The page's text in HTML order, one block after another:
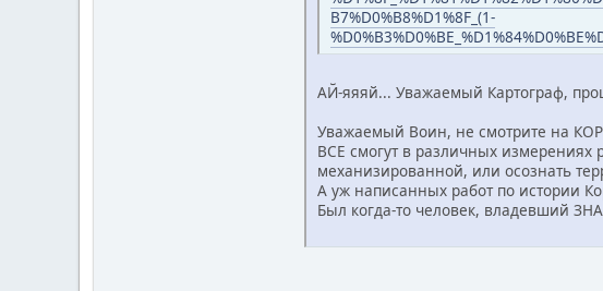
B7%D0%B8%D1%8F_(1-
АЙ-яяяй... Уважаемый Картограф,
Уважаемый Воин, не смотрите на
ВСЕ смогут в различных измерениях
механизированной, или осознать
А уж написанных работ по истории
Был когда-то человек, владевший